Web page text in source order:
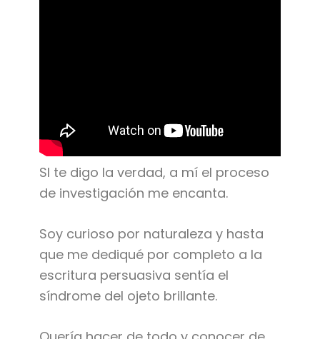
SI te digo la verdad, a mí el proceso
de investigación me encanta.
Soy curioso por naturaleza y hasta
que me dediqué por completo a la
escritura persuasiva sentía el
síndrome del ojeto brillante.